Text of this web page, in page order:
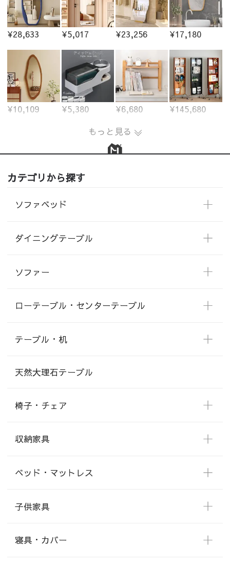
¥28,633 ¥5,017 ¥23,256 ¥17,180
¥10,109 ¥5,380 ¥6,680
¥145,680
もっと見る
カテゴリから探す
ソファベッド
ダイニングテーブル
ソファー
ローテーブル・センターテーブル
テーブル・机
天然大理石テーブル
椅子・チェア
収納家具
ベッド・マットレス
子供家具
寝具・カバー